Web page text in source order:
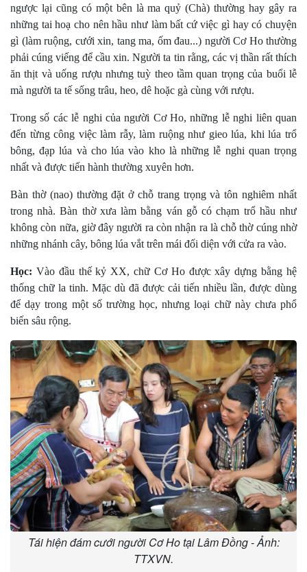
ngược lại cũng có một bên là ma quỷ (Chà) thường hay gây ra
những tai hoạ cho nên hầu như làm bất cứ việc gì hay có chuyện
gì (làm ruộng, cưới xin, tang ma, ốm đau...) người Cơ Ho thường
phải cúng viếng để cầu xin. Người ta tin rằng, các vị thần rất thích
ăn thịt và uống rượu nhưng tuỳ theo tầm quan trọng của buổi lễ
mà người ta tế sống trâu, heo, dê hoặc gà cùng với rượu.
Trong số các lễ nghi của người Cơ Ho, những lễ nghi liên quan
đến từng công việc làm rẫy, làm ruộng như gieo lúa, khi lúa trổ
bông, đạp lúa và cho lúa vào kho là những lễ nghi quan trọng
nhất và được tiến hành thường xuyên hơn.
Bàn thờ (nao) thường đặt ở chỗ trang trọng và tôn nghiêm nhất
trong nhà. Bàn thờ xưa làm bằng ván gỗ có chạm trổ hầu như
không còn nữa, giờ đây người ra còn nhận ra là chỗ thờ cúng nhờ
những nhánh cây, bông lúa vắt trên mái đối diện với cửa ra vào.
Học: Vào đầu thế kỷ XX, chữ Cơ Ho được xây dựng bằng hệ
thống chữ la tinh. Mặc dù đã được cải tiến nhiều lần, được dùng
để dạy trong một số trường học, nhưng loại chữ này chưa phổ
biến sâu rộng.
Tái hiện đám cưới người Cơ Ho tại Lâm Đồng - Ảnh:
TTXVN.